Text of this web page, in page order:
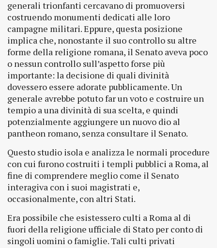
generali trionfanti cercavano di promuoversi
costruendo monumenti dedicati alle loro
campagne militari. Eppure, questa posizione
implica che, nonostante il suo controllo su altre
forme della religione romana, il Senato aveva poco
o nessun controllo sull’aspetto forse più
importante: la decisione di quali divinità
dovessero essere adorate pubblicamente. Un
generale avrebbe potuto far un voto e costruire un
tempio a una divinità di sua scelta, e quindi
potenzialmente aggiungere un nuovo dio al
pantheon romano, senza consultare il Senato.
Questo studio isola e analizza le normali procedure
con cui furono costruiti i templi pubblici a Roma, al
fine di comprendere meglio come il Senato
interagiva con i suoi magistrati e,
occasionalmente, con altri Stati.
Era possibile che esistessero culti a Roma al di
fuori della religione ufficiale di Stato per conto di
singoli uomini o famiglie. Tali culti privati